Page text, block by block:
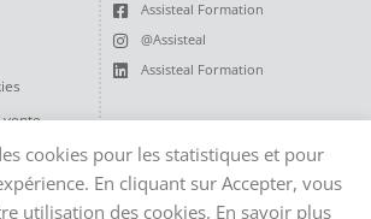
cookies pour les statistiques et pour
En cliquant sur Accepter, vous
utilisation des cookies. En savoir plus
vente
Assisteal Formation
@Assisteal
Assisteal Formation